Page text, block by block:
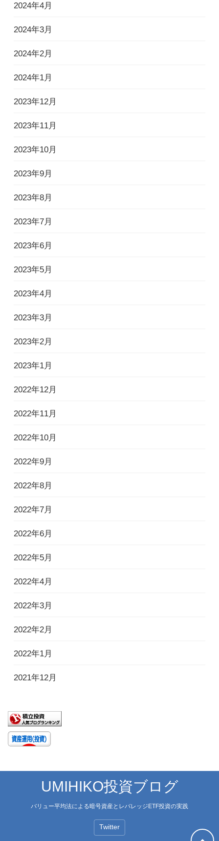
2024年4月
2024年3月
2024年2月
2024年1月
2023年12月
2023年11月
2023年10月
2023年9月
2023年8月
2023年7月
2023年6月
2023年5月
2023年4月
2023年3月
2023年2月
2023年1月
2022年12月
2022年11月
2022年10月
2022年9月
2022年8月
2022年7月
2022年6月
2022年5月
2022年4月
2022年3月
2022年2月
2022年1月
2021年12月
UMIHIKO投資ブログ
バリュー平均法による暗号資産とレバレッジETF投資の実践
Twitter